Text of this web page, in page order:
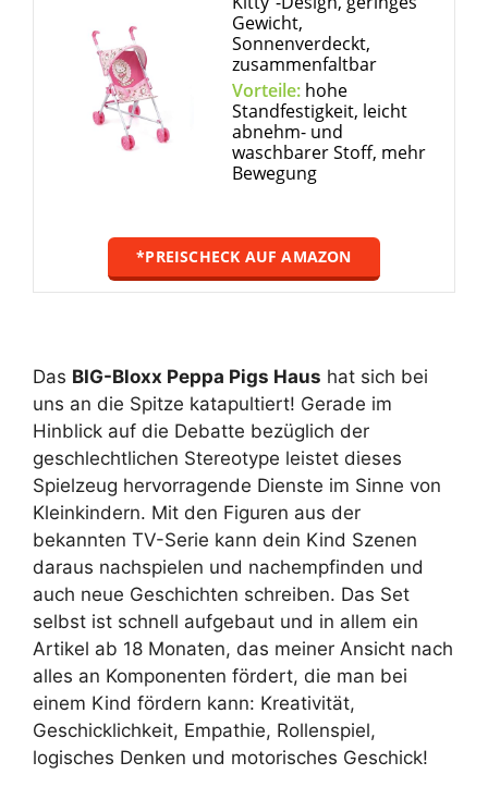
Gewicht,
Sonnenverdeckt,
zusammenfaltbar
Vorteile: hohe
Standfestigkeit, leicht
abnehm- und
waschbarer Stoff, mehr
Bewegung
*PREISCHECK AUF AMAZON
Das BIG-Bloxx Peppa Pigs Haus hat sich bei
uns an die Spitze katapultiert! Gerade im
Hinblick auf die Debatte bezüglich der
geschlechtlichen Stereotype leistet dieses
Spielzeug hervorragende Dienste im Sinne von
Kleinkindern. Mit den Figuren aus der
bekannten TV-Serie kann dein Kind Szenen
daraus nachspielen und nachempfinden und
auch neue Geschichten schreiben. Das Set
selbst ist schnell aufgebaut und in allem ein
Artikel ab 18 Monaten, das meiner Ansicht nach
alles an Komponenten fördert, die man bei
einem Kind fördern kann: Kreativität,
Geschicklichkeit, Empathie, Rollenspiel,
logisches Denken und motorisches Geschick!